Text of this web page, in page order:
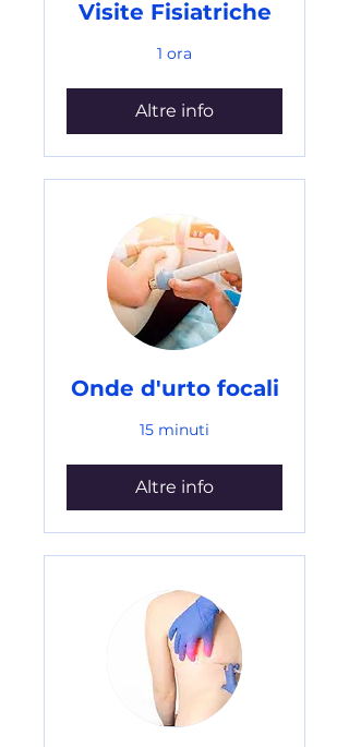
Visite Fisiatriche
1 ora
Altre info
Onde d'urto focali
15 minuti
Altre info